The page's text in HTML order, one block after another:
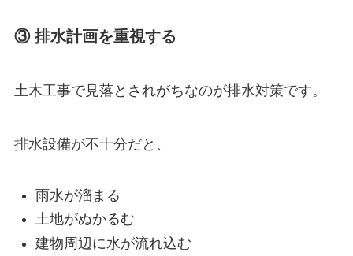
③ 排水計画を重視する
土木工事で見落とされがちなのが排水対策です。
排水設備が不十分だと、
雨水が溜まる
土地がぬかるむ
建物周辺に水が流れ込む